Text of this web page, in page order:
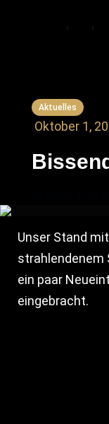
Aktuelles
Oktober 1,
Unser Stand
strahlendenem
ein paar
eingebracht.